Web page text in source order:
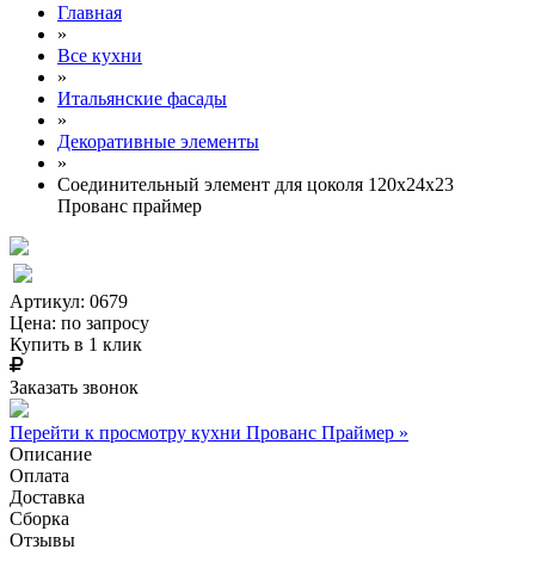
Главная
»
Все кухни
»
Итальянские фасады
»
Декоративные элементы
»
Соединительный элемент для цоколя 120х24х23
Прованс праймер
Артикул: 0679
Цена: по запросу
Купить в 1 клик
Заказать звонок
Перейти к просмотру кухни Прованс Праймер »
Описание
Оплата
Доставка
Сборка
Отзывы